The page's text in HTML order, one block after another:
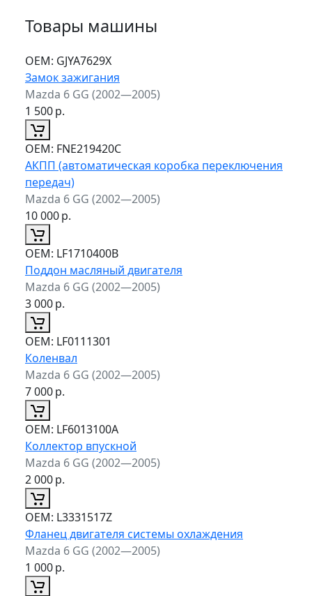
Товары машины
ОЕМ: GJYA7629X
Замок зажигания
Mazda 6 GG (2002—2005)
1 500р.
ОЕМ: FNE219420C
АКПП (автоматическая коробка переключения
передач)
Mazda 6 GG (2002—2005)
10 000р.
ОЕМ: LF1710400B
Поддон масляный двигателя
Mazda 6 GG (2002—2005)
3 000р.
ОЕМ: LF0111301
Коленвал
Mazda 6 GG (2002—2005)
7 000р.
ОЕМ: LF6013100A
Коллектор впускной
Mazda 6 GG (2002—2005)
2 000р.
ОЕМ: L3331517Z
Фланец двигателя системы охлаждения
Mazda 6 GG (2002—2005)
1 000р.